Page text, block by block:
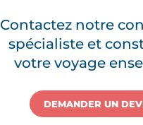
Contactez notre
spécialiste et
votre voyage
DEMANDER UN